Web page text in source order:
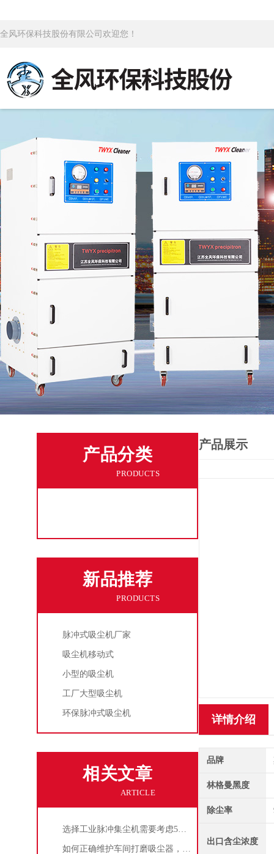
全风环保科技股份有限公司欢迎您！
产品分类
PRODUCTS
新品推荐
PRODUCTS
脉冲式吸尘机厂家
吸尘机移动式
小型的吸尘机
工厂大型吸尘机
环保脉冲式吸尘机
相关文章
ARTICLE
选择工业脉冲集尘机需要考虑5大因素,你都了解吗?
如何正确维护车间打磨吸尘器，延长使用寿命
产品展示
详情介绍
品牌
林格曼黑度
除尘率
出口含尘浓度